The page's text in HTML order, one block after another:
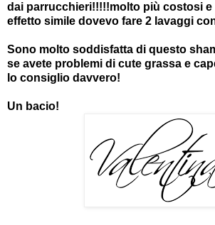
dai parrucchieri!!!!!molto più costosi e
effetto simile dovevo fare 2 lavaggi
Sono molto soddisfatta di questo
se avete problemi di cute grassa e
lo consiglio davvero!
Un bacio!